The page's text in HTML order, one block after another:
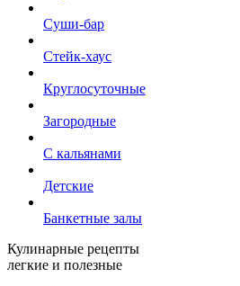
Суши-бар
Стейк-хаус
Круглосуточные
Загородные
С кальянами
Детские
Банкетные залы
Кулинарные рецепты
легкие и полезные